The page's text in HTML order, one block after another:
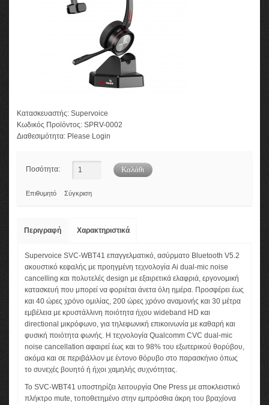
Κατασκευαστής: Supervoice
Κωδικός Προϊόντος: SPRV-0002
Διαθεσιμότητα: Please Login
Ποσότητα:
Επιθυμητό Σύγκριση
Περιγραφή Χαρακτηριστικά
Supervoice SVC-WBT41 επαγγελματικό, ασύρματο Bluetooth V5.2
ακουστικό κεφαλής με προηγμένη τεχνολογία Ai dual-mic noise
cancelling και πολυτελές design με εξαιρετικά ελαφριά, εργονομική
κατασκευή που μπορεί να φοριέται άνετα όλη ημέρα. Προσφέρει έως
και 40 ώρες χρόνο ομιλίας, 200 ώρες χρόνο αναμονής και 30 μέτρα
εμβέλεια με κρυστάλλινη ποιότητα ήχου wideband HD και
directional μικρόφωνο, για τηλεφωνική επικοινωνία με καθαρή και
φυσική ποιότητα φωνής. Η τεχνολογία Qualcomm CVC dual-mic
noise cancellation αφαιρεί έως και το 98% του εξωτερικού θορύβου,
ακόμα και σε περιβάλλον με έντονο θόρυβο στο παρασκήνιο όπως
το συνεχές βουητό ή ήχοι χαμηλής συχνότητας.
Το SVC-WBT41 υποστηρίζει λειτουργία One Press με αποκλειστικό
πλήκτρο mute, τοποθετημένο στην εμπρόσθια άκρη του βραχίονα